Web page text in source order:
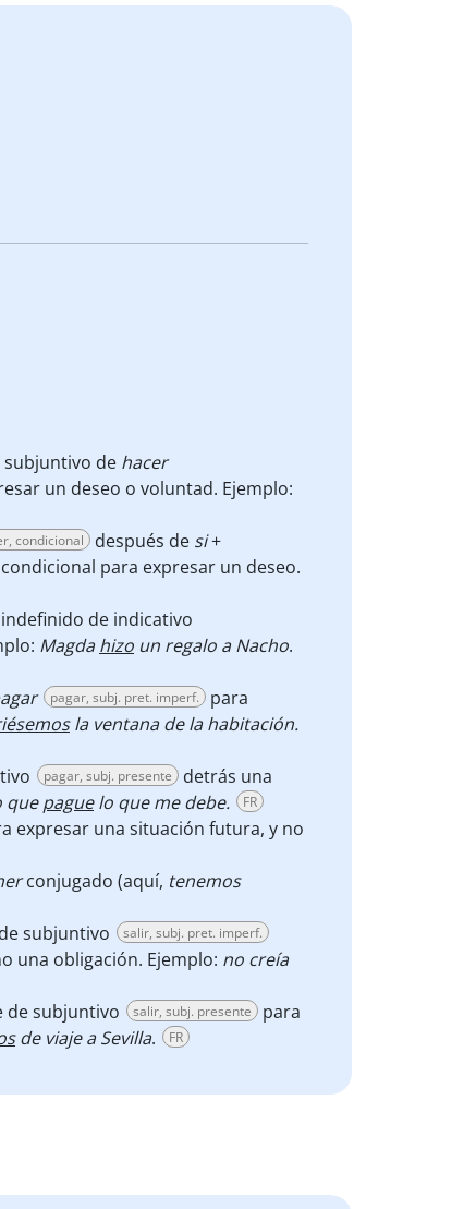
de hacer
un deseo o voluntad. Ejemplo:
condicional después de si+
para expresar un deseo.
de indicativo
Magdahizo un regalo a Nacho.
pagar, subj. pret. imperf.
para
la ventana de la habitación.
pagar, subj. presente
detrás una
quepaguelo que me debe. FR
expresar una situación futura, y no
conjugado (aquí, tenemos
subjuntivo salir, subj. pret. imperf.
una obligación. Ejemplo: no creía
subjuntivo salir, subj. presente
para
de viaje a Sevilla. FR